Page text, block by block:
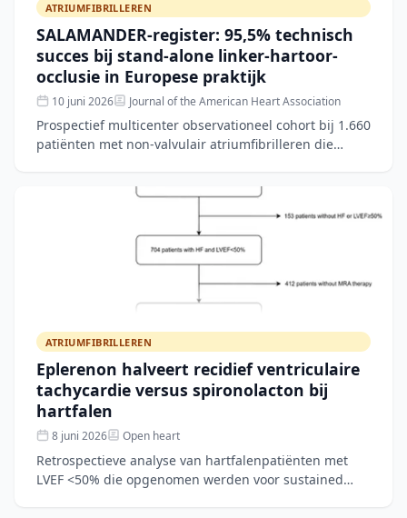
ATRIUMFIBRILLEREN
SALAMANDER-register: 95,5% technisch
succes bij stand-alone linker-hartoor-
occlusie in Europese praktijk
10 juni 2026 Journal of the American Heart Association
Prospectief multicenter observationeel cohort bij 1.660
patiënten met non-valvulair atriumfibrilleren die
ATRIUMFIBRILLEREN
Eplerenon halveert recidief ventriculaire
tachycardie versus spironolacton bij
hartfalen
8 juni 2026 Open heart
Retrospectieve analyse van hartfalenpatiënten met
LVEF <50% die opgenomen werden voor sustained